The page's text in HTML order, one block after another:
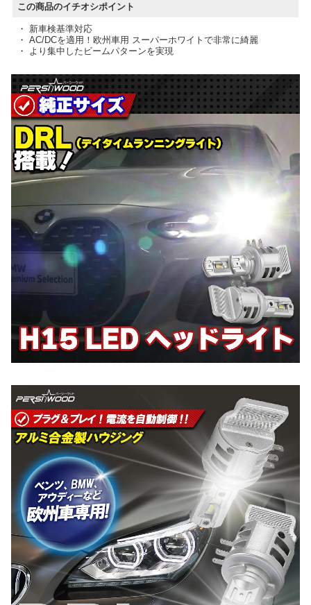
この商品のイチオシポイント
・ 新車検基準対応
・ AC/DCを適用！欧州車用 スーパーホワイトで非常に綺麗
・ より集中したビームパターンを実現